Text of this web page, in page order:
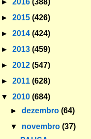
► 2015 (426)
► 2014 (424)
► 2013 (459)
► 2012 (547)
► 2011 (628)
▼ 2010 (684)
►dezembro(64)
▼ novembro(37)